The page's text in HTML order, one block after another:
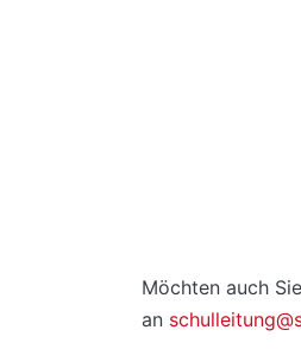
Möchten auch
an